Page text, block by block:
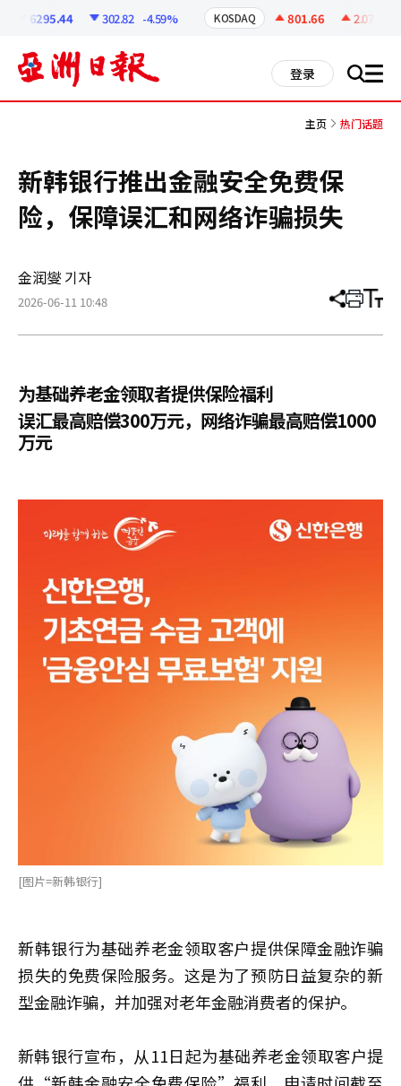
6295.44 302.82 -4.59% KOSDAQ 801.66 2.07
登录 搜 all
主页 热门话题
新韩银行推出金融安全免费保
险，保障误汇和网络诈骗损失
金润燮 기자
2026-06-11 10:48 分
章
打 调
小
为基础养老金领取者提供保险福利
误汇最高赔偿300万元，网络诈骗最高赔偿1000
万元
[图片=新韩银行]
新韩银行为基础养老金领取客户提供保障金融诈骗
损失的免费保险服务。这是为了预防日益复杂的新
型金融诈骗，并加强对老年金融消费者的保护。
新韩银行宣布，从11日起为基础养老金领取客户提